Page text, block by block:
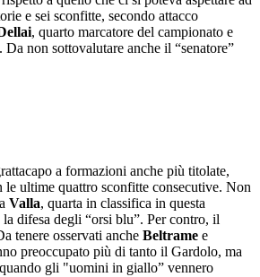
e sei sconfitte, secondo attacco
, quarto marcatore del campionato e
non sottovalutare anche il “senatore”
a formazioni anche più titolate,
ultime quattro sconfitte consecutive. Non
Valla, quarta in classifica in questa
difesa degli “orsi blu”. Per contro, il
tenere osservati anche Beltrame e
preoccupato più di tanto il Gardolo, ma
gli "uomini in giallo” vennero